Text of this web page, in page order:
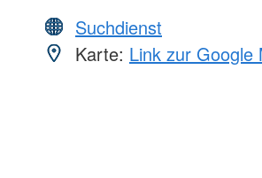
Suchdienst
Karte: Link zur Google